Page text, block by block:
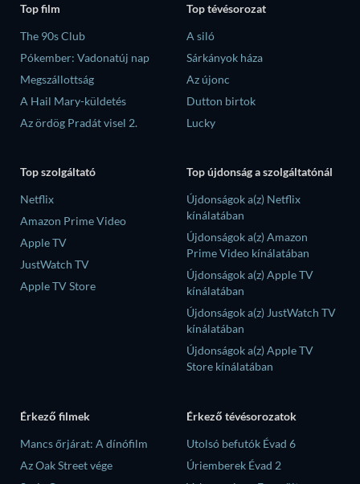
Top film
The 90s Club
Pókember: Vadonatúj nap
Megszállottság
A Hail Mary-küldetés
Az ördög Pradát visel 2.
Top tévésorozat
A siló
Sárkányok háza
Az újonc
Dutton birtok
Lucky
Top szolgáltató
Netflix
Amazon Prime Video
Apple TV
JustWatch TV
Apple TV Store
Top újdonság a szolgáltatónál
Újdonságok a(z) Netflix
kínálatában
Újdonságok a(z) Amazon
Prime Video kínálatában
Újdonságok a(z) Apple TV
kínálatában
Újdonságok a(z) JustWatch TV
kínálatában
Újdonságok a(z) Apple TV
Store kínálatában
Érkező filmek
Mancs őrjárat: A dínófilm
Az Oak Street vége
Érkező tévésorozatok
Utolsó befutók Évad 6
Úriemberek Évad 2